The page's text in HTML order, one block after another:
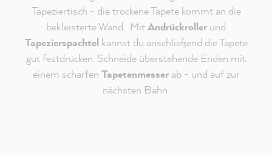
Tapeziertisch - die trockene Tapete kommt an die
bekleisterte Wand. MitAndrückroller und
Tapezierspachtelkannst du anschließend die Tapete
gut festdrücken. Schneide überstehende Enden mit
einem scharfen Tapetenmesserab - und auf zur
nächsten Bahn.